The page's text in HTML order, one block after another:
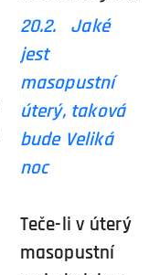
20.2. Jaké
jest
masopustní
úterý, taková
bude Veliká
noc
Teče-li v úterý
masopustní